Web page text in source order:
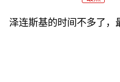
泽连斯基的时间不多了，